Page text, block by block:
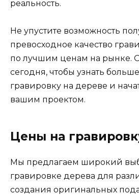
реальность.
Не упустите возможность
превосходное качество
по лучшим ценам на рынке.
сегодня, чтобы узнать
гравировку на дереве и
вашим проектом.
Цены на
Мы предлагаем широкий
гравировке дерева для
создания оригинальных